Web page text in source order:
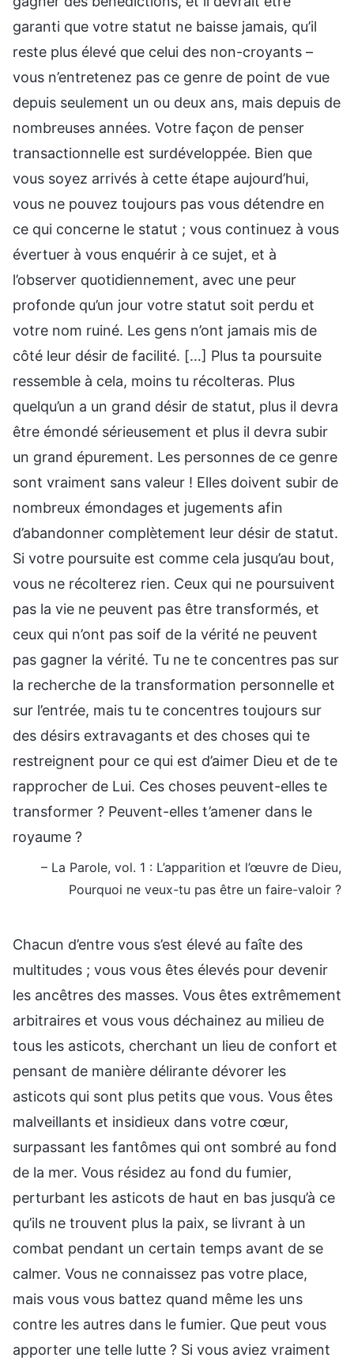
garanti que votre statut ne baisse jamais, qu’il
reste plus élevé que celui des non-croyants –
vous n’entretenez pas ce genre de point de vue
depuis seulement un ou deux ans, mais depuis de
nombreuses années. Votre façon de penser
transactionnelle est surdéveloppée. Bien que
vous soyez arrivés à cette étape aujourd’hui,
vous ne pouvez toujours pas vous détendre en
ce qui concerne le statut ; vous continuez à vous
évertuer à vous enquérir à ce sujet, et à
l’observer quotidiennement, avec une peur
profonde qu’un jour votre statut soit perdu et
votre nom ruiné. Les gens n’ont jamais mis de
côté leur désir de facilité. […] Plus ta poursuite
ressemble à cela, moins tu récolteras. Plus
quelqu’un a un grand désir de statut, plus il devra
être émondé sérieusement et plus il devra subir
un grand épurement. Les personnes de ce genre
sont vraiment sans valeur ! Elles doivent subir de
nombreux émondages et jugements afin
d’abandonner complètement leur désir de statut.
Si votre poursuite est comme cela jusqu’au bout,
vous ne récolterez rien. Ceux qui ne poursuivent
pas la vie ne peuvent pas être transformés, et
ceux qui n’ont pas soif de la vérité ne peuvent
pas gagner la vérité. Tu ne te concentres pas sur
la recherche de la transformation personnelle et
sur l’entrée, mais tu te concentres toujours sur
des désirs extravagants et des choses qui te
restreignent pour ce qui est d’aimer Dieu et de te
rapprocher de Lui. Ces choses peuvent-elles te
transformer ? Peuvent-elles t’amener dans le
royaume ?
– La Parole, vol. 1 : L’apparition et l’œuvre de Dieu,
Pourquoi ne veux-tu pas être un faire-valoir ?
Chacun d’entre vous s’est élevé au faîte des
multitudes ; vous vous êtes élevés pour devenir
les ancêtres des masses. Vous êtes extrêmement
arbitraires et vous vous déchainez au milieu de
tous les asticots, cherchant un lieu de confort et
pensant de manière délirante dévorer les
asticots qui sont plus petits que vous. Vous êtes
malveillants et insidieux dans votre cœur,
surpassant les fantômes qui ont sombré au fond
de la mer. Vous résidez au fond du fumier,
perturbant les asticots de haut en bas jusqu’à ce
qu’ils ne trouvent plus la paix, se livrant à un
combat pendant un certain temps avant de se
calmer. Vous ne connaissez pas votre place,
mais vous vous battez quand même les uns
contre les autres dans le fumier. Que peut vous
apporter une telle lutte ? Si vous aviez vraiment